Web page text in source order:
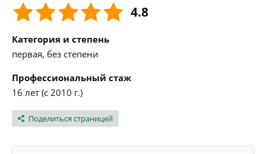
4.8
Категория и степень
первая, без степени
Профессиональный стаж
16 лет (с 2010 г.)
Поделиться страницей